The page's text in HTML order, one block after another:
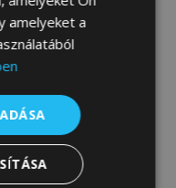
amelyeket a